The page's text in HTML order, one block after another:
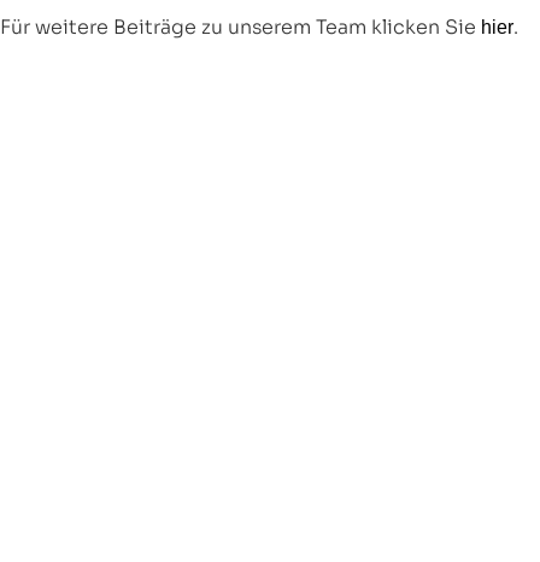
Für weitere Beiträge zu unserem Team klicken Sie hier.